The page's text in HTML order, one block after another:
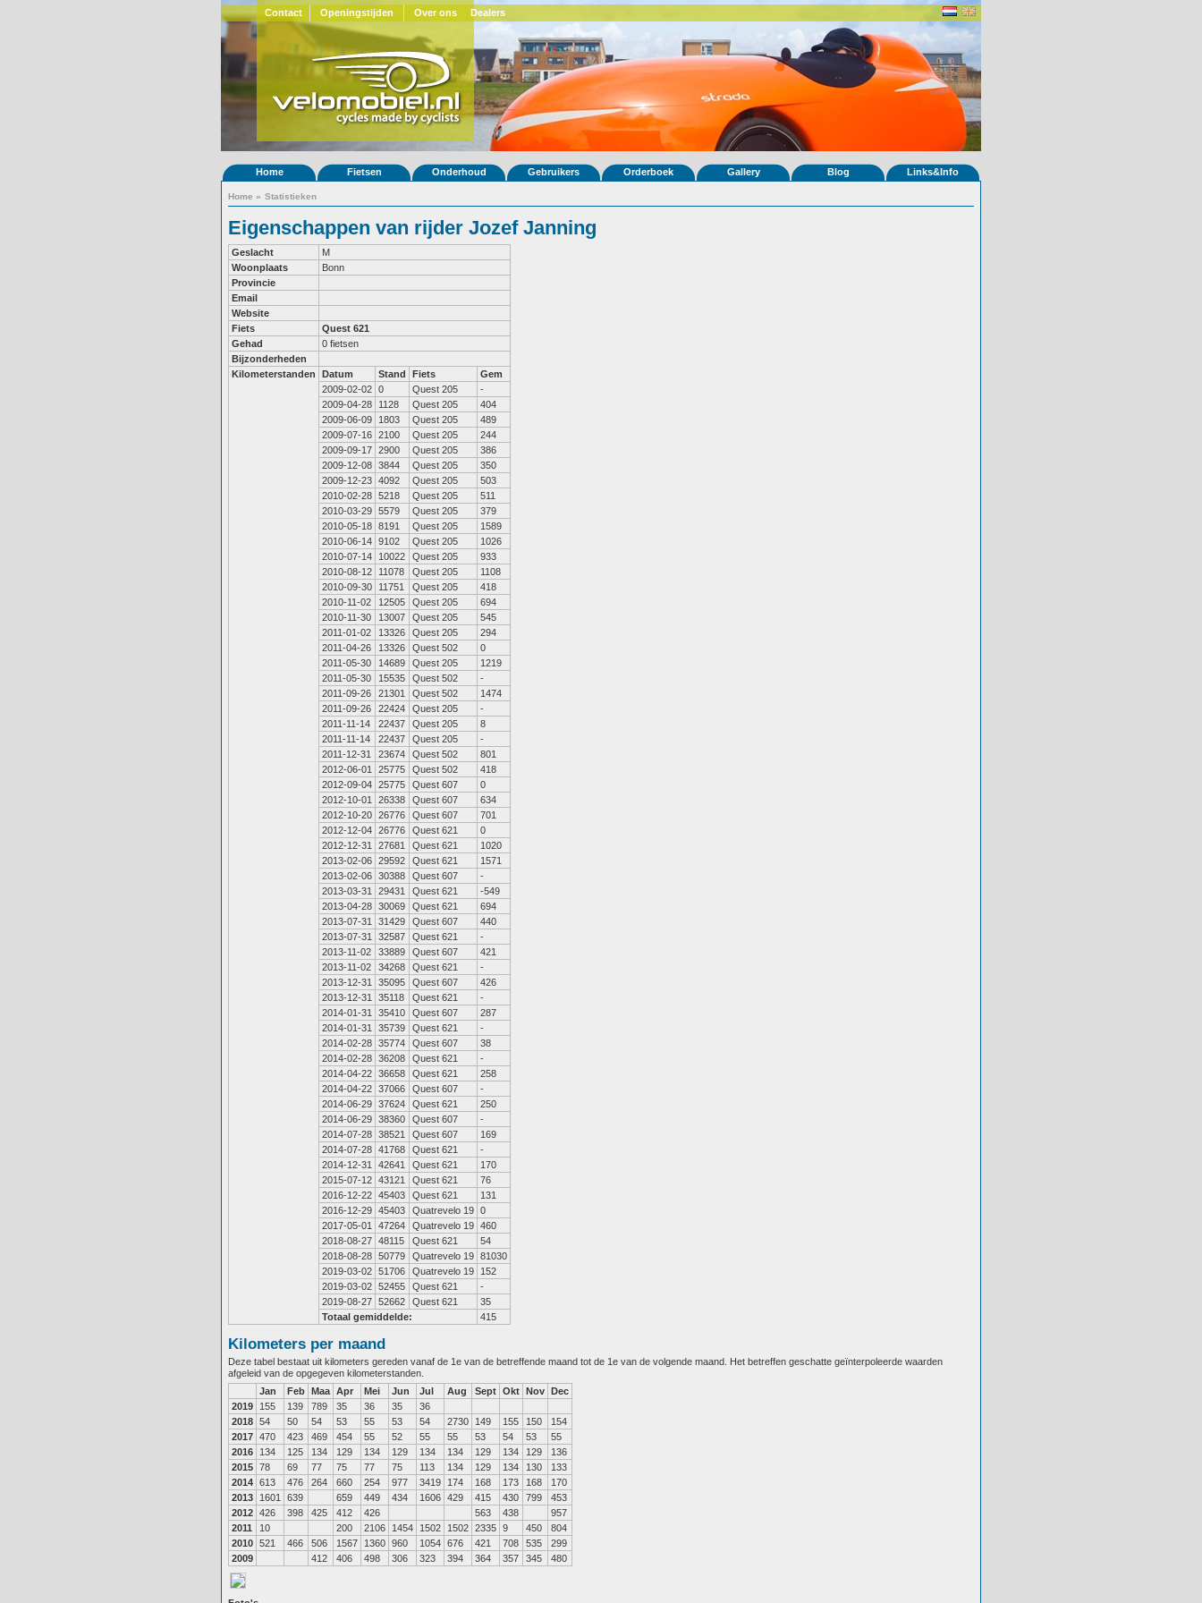
Contact Openingstijden Over ons Dealers
Home Fietsen Onderhoud Gebruikers Orderboek Gallery Blog Links&Info
Home » Statistieken
Eigenschappen van rijder Jozef Janning
Geslacht
M
Woonplaats
Bonn
Provincie
Email
Website
Fiets
Quest 621
Gehad
0 fietsen
Bijzonderheden
Kilometerstanden
Datum Stand Fiets
Gem
2009-02-02 0 Quest 205
-
2009-04-28
1128 Quest 205
404
2009-06-09
1803 Quest 205
489
2009-07-16 2100 Quest 205
244
2009-09-17 2900 Quest 205
386
2009-12-08 3844 Quest 205
350
2009-12-23 4092 Quest 205
503
2010-02-28 5218 Quest 205
511
2010-03-29 5579 Quest 205
379
2010-05-18 8191 Quest 205
1589
2010-06-14 9102 Quest 205
1026
2010-07-14
10022 Quest 205
933
2010-08-12
11078 Quest 205
1108
2010-09-30
11751 Quest 205
418
2010-11-02
12505 Quest 205
694
2010-11-30
13007 Quest 205
545
2011-01-02
13326 Quest 205
294
2011-04-26
13326 Quest 502
0
2011-05-30
14689 Quest 205
1219
2011-05-30
15535 Quest 502
-
2011-09-26
21301 Quest 502
1474
2011-09-26
22424 Quest 205
-
2011-11-14
22437 Quest 205
8
2011-11-14
22437 Quest 205
-
2011-12-31
23674 Quest 502
801
2012-06-01
25775 Quest 502
418
2012-09-04 25775 Quest 607
0
2012-10-01
26338 Quest 607
634
2012-10-20 26776 Quest 607
701
2012-12-04 26776 Quest 621
0
2012-12-31
27681 Quest 621
1020
2013-02-06 29592 Quest 621
1571
2013-02-06 30388 Quest 607
-
2013-03-31
29431 Quest 621
-549
2013-04-28 30069 Quest 621
694
2013-07-31
31429 Quest 607
440
2013-07-31
32587 Quest 621
-
2013-11-02
33889 Quest 607
421
2013-11-02
34268 Quest 621
-
2013-12-31
35095 Quest 607
426
2013-12-31
35118 Quest 621
-
2014-01-31
35410 Quest 607
287
2014-01-31
35739 Quest 621
-
2014-02-28 35774 Quest 607
38
2014-02-28 36208 Quest 621
-
2014-04-22 36658 Quest 621
258
2014-04-22 37066 Quest 607
-
2014-06-29 37624 Quest 621
250
2014-06-29 38360 Quest 607
-
2014-07-28 38521 Quest 607
169
2014-07-28 41768 Quest 621
-
2014-12-31
42641 Quest 621
170
2015-07-12 43121 Quest 621
76
2016-12-22 45403 Quest 621
131
2016-12-29 45403 Quatrevelo 19 0
2017-05-01
47264 Quatrevelo 19 460
2018-08-27 48115 Quest 621
54
2018-08-28 50779 Quatrevelo 19 81030
2019-03-02 51706 Quatrevelo 19
152
2019-03-02 52455 Quest 621
-
2019-08-27 52662 Quest 621
35
Totaal gemiddelde:
415
Kilometers per maand
Deze tabel bestaat uit kilometers gereden vanaf de 1e van de betreffende maand tot de 1e van de volgende maand. Het betreffen geschatte geïnterpoleerde waarden
afgeleid van de opgegeven kilometerstanden.
Jan
Feb Maa Apr Mei Jun Jul Aug Sept Okt Nov Dec
2019
155 139 789 35 36 35
36
2018 54 50 54 53 55 53 54 2730 149 155 150
154
2017 470 423 469 454 55 52 55 55 53 54 53
55
2016
134 125 134 129 134 129 134 134 129 134 129
136
2015 78 69 77 75 77 75 113 134 129 134 130
133
2014 613 476 264 660 254 977 3419 174 168 173 168
170
2013
1601 639 659 449 434 1606 429 415 430 799
453
2012 426 398 425 412 426 563 438
957
2011
10 200 2106 1454 1502 1502 2335 9 450
804
2010 521 466 506 1567 1360 960 1054 676 421 708 535
299
2009
412 406 498 306 323 394 364 357 345 480